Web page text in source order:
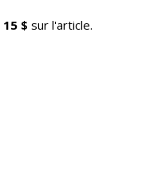
15 $sur l'article.